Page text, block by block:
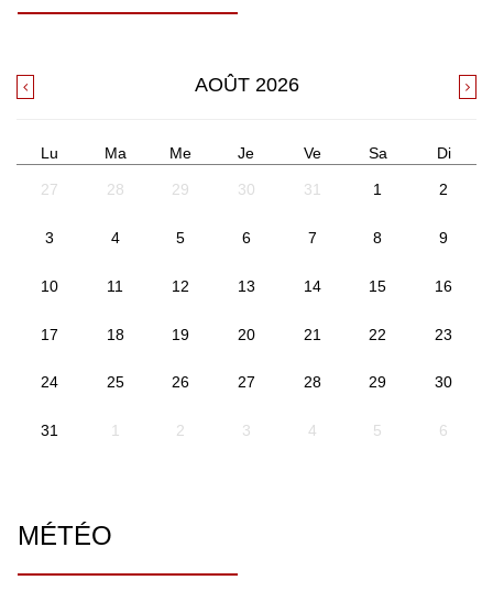
AOÛT 2026
Lu Ma Me Je Ve Sa Di
27 28 29 30 31 1 2
3 4 5 6 7 8 9
10 11 12 13 14 15 16
17 18 19 20 21 22 23
24 25 26 27 28 29 30
31 1 2 3 4 5 6
MÉTÉO